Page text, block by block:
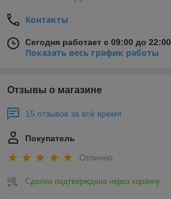
Контакты
Сегодня работает с 09:00 до 22:00
Показать весь график работы
Отзывы о магазине
15 отзывов за всё время
Покупатель
Отлично
Сделка подтверждена через корзину